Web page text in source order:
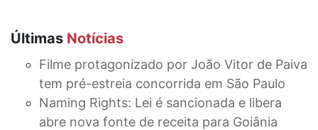
Últimas Notícias
Filme protagonizado por João Vitor de Paiva
tem pré-estreia concorrida em São Paulo
Naming Rights: Lei é sancionada e libera
abre nova fonte de receita para Goiânia